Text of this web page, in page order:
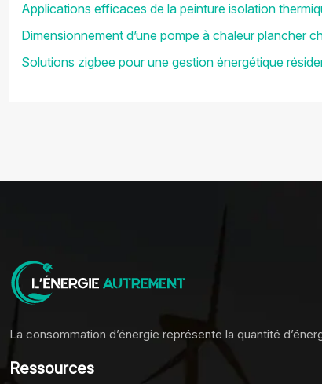
Applications efficaces de la peinture isolation
Dimensionnement d’une pompe à chaleur plancher
Solutions zigbee pour une gestion énergétique
La consommation d’énergie représente la quantité
Ressources